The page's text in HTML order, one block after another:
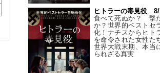
ヒトラーの毒見役 8/
食べて死ぬか？ 撃
か？世界的ベストセ
化！ナチスからヒト
を命令された女性た
世界大戦末期、本当
られざる真実